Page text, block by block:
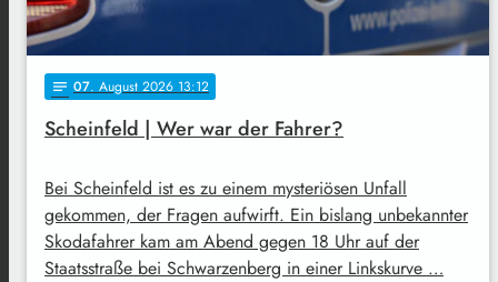
notes 07. August 2026 13:12
Scheinfeld | Wer war der Fahrer?
Bei Scheinfeld ist es zu einem mysteriösen Unfall
gekommen, der Fragen aufwirft. Ein bislang unbekannter
Skodafahrer kam am Abend gegen 18 Uhr auf der
Staatsstraße bei Schwarzenberg in einer Linkskurve …